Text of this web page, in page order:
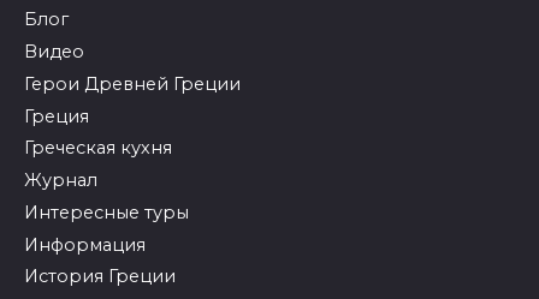
Блог
Видео
Герои Древней Греции
Греция
Греческая кухня
Журнал
Интересные туры
Информация
История Греции